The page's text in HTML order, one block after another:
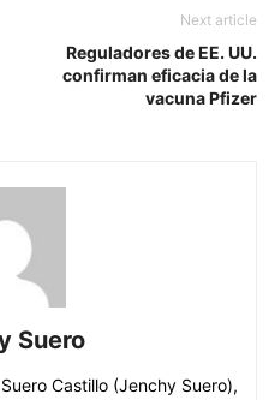
Next article
Reguladores de EE. UU.
confirman eficacia de la
vacuna Pfizer
Suero
Castillo (Jenchy Suero),